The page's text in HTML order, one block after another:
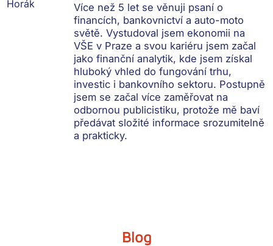
Více než 5 let se věnuji psaní o
financích, bankovnictví a auto-moto
světě. Vystudoval jsem ekonomii na
VŠE v Praze a svou kariéru jsem začal
jako finanční analytik, kde jsem získal
hluboký vhled do fungování trhu,
investic i bankovního sektoru. Postupně
jsem se začal více zaměřovat na
odbornou publicistiku, protože mě baví
předávat složité informace srozumitelně
a prakticky.
Blog